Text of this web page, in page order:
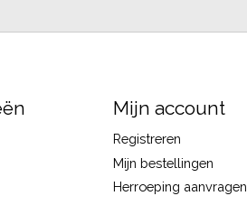
Mijn account
Registreren
Mijn bestellingen
Herroeping aanvragen